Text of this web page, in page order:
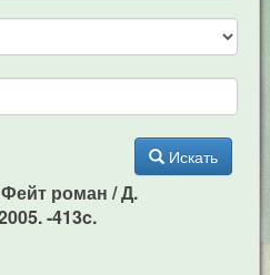
Искать
роман / Д.
-413c.